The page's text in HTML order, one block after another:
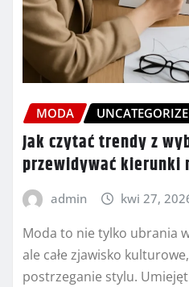
MODA
Jak czytać trendy z
przewidywać kierunki
admin kwi 27,
Moda to nie tylko ubrania
ale całe zjawisko
postrzeganie stylu.